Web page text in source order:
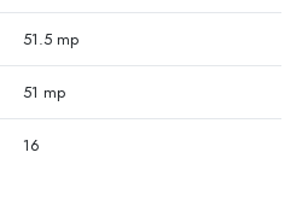
51.5 mp
51 mp
16